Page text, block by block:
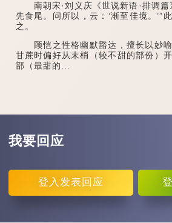
南朝宋·刘义庆《世说新语·排调篇
先食尾。问所以，云：‘渐至佳境。’”
之。
顾恺之性格幽默豁达，擅长以妙喻
甘蔗时偏好从末梢（较不甜的部份）
部（最甜的...
我要回应
登入 发表回应